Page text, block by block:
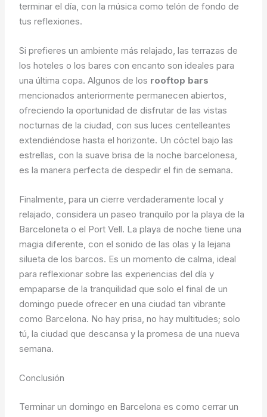
terminar el día, con la música como telón de fondo de
tus reflexiones.
Si prefieres un ambiente más relajado, las terrazas de
los hoteles o los bares con encanto son ideales para
una última copa. Algunos de los rooftop bars
mencionados anteriormente permanecen abiertos,
ofreciendo la oportunidad de disfrutar de las vistas
nocturnas de la ciudad, con sus luces centelleantes
extendiéndose hasta el horizonte. Un cóctel bajo las
estrellas, con la suave brisa de la noche barcelonesa,
es la manera perfecta de despedir el fin de semana.
Finalmente, para un cierre verdaderamente local y
relajado, considera un paseo tranquilo por la playa de la
Barceloneta o el Port Vell. La playa de noche tiene una
magia diferente, con el sonido de las olas y la lejana
silueta de los barcos. Es un momento de calma, ideal
para reflexionar sobre las experiencias del día y
empaparse de la tranquilidad que solo el final de un
domingo puede ofrecer en una ciudad tan vibrante
como Barcelona. No hay prisa, no hay multitudes; solo
tú, la ciudad que descansa y la promesa de una nueva
semana.
Conclusión
Terminar un domingo en Barcelona es como cerrar un